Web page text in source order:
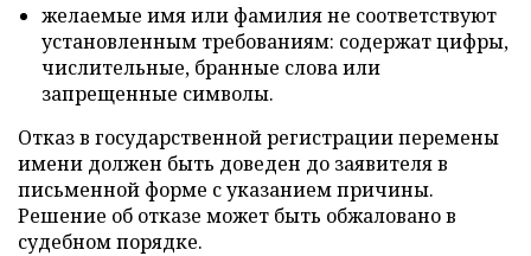
желаемые имя или фамилия не соответствуют
установленным требованиям: содержат цифры,
числительные, бранные слова или
запрещенные символы.
Отказ в государственной регистрации перемены
имени должен быть доведен до заявителя в
письменной форме с указанием причины.
Решение об отказе может быть обжаловано в
судебном порядке.